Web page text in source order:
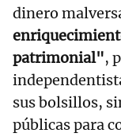
dinero
patrimonial",
sus bolsillos,
públicas para